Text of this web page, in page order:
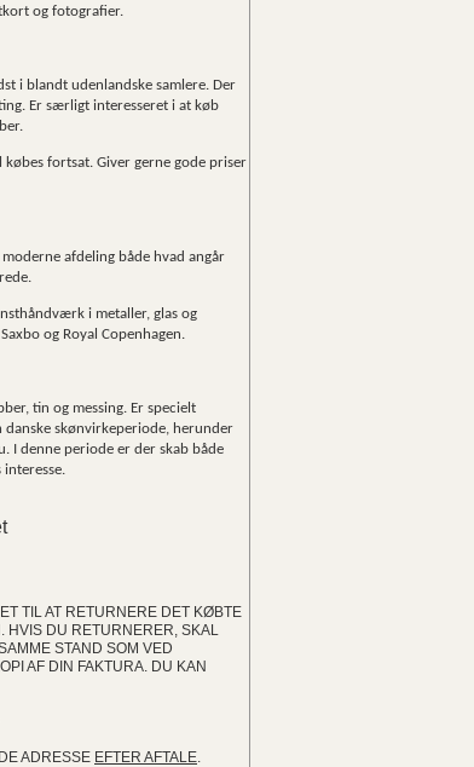
og fotografier.
i blandt udenlandske samlere. Der
Er særligt interesseret i at køb
fortsat. Giver gerne gode priser
afdeling både hvad angår
i metaller, glas og
og Royal Copenhagen.
tin og messing. Er specielt
skønvirkeperiode, herunder
I denne periode er der skab både
TIL AT RETURNERE DET KØBTE
HVIS DU RETURNERER, SKAL
STAND SOM VED
AF DIN FAKTURA. DU KAN
ADRESSE EFTER AFTALE.